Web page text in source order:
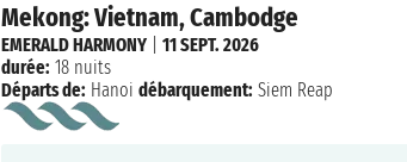
Mekong: Vietnam, Cambodge
EMERALD HARMONY |11 SEPT. 2026
durée: 18 nuits
Départs de: Hanoi débarquement: Siem Reap